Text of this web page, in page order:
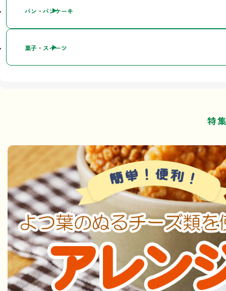
パン・パンケーキ
菓子・スイーツ
特